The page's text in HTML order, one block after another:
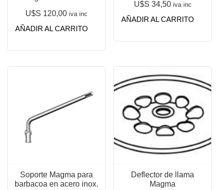
U$S 120,00 iva inc
AÑADIR AL CARRITO
U$S 34,50 iva inc
AÑADIR AL CARRITO
Soporte Magma para
barbacoa en acero inox.
Deflector de llama
Magma